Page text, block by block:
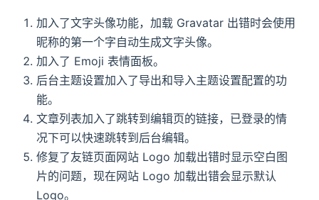
加入了文字头像功能，加载 Gravatar 出错时会使用
昵称的第一个字自动生成文字头像。
加入了 Emoji 表情面板。
后台主题设置加入了导出和导入主题设置配置的功
能。
文章列表加入了跳转到编辑页的链接，已登录的情
况下可以快速跳转到后台编辑。
修复了友链页面网站 Logo 加载出错时显示空白图
片的问题，现在网站 Logo 加载出错会显示默认
Logo。